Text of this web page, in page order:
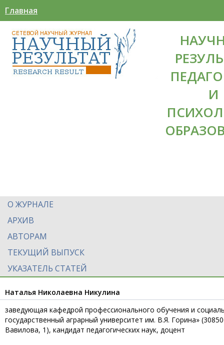
Главная
И
О ЖУРНАЛЕ
АРХИВ
АВТОРАМ
ТЕКУЩИЙ ВЫПУСК
УКАЗАТЕЛЬ СТАТЕЙ
Наталья Николаевна Никулина
заведующая кафедрой профессионального обучения и
государственный аграрный университет им. В.Я. Горина»
Вавилова, 1), кандидат педагогических наук, доцент